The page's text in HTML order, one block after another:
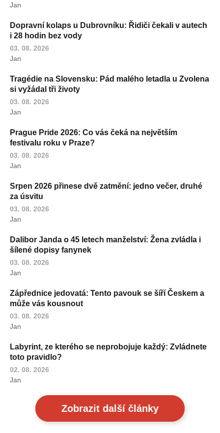
Jan
Dopravní kolaps u Dubrovníku: Řidiči čekali v autech
i 28 hodin bez vody
03. 08. 2026
Jan
Tragédie na Slovensku: Pád malého letadla u Zvolena
si vyžádal tři životy
03. 08. 2026
Jan
Prague Pride 2026: Co vás čeká na největším
festivalu roku v Praze?
03. 08. 2026
Jan
Srpen 2026 přinese dvě zatmění: jedno večer, druhé
za úsvitu
03. 08. 2026
Jan
Dalibor Janda o 45 letech manželství: Žena zvládla i
šílené dopisy fanynek
03. 08. 2026
Jan
Zápřednice jedovatá: Tento pavouk se šíří Českem a
může vás kousnout
03. 08. 2026
Jan
Labyrint, ze kterého se neprobojuje každý: Zvládnete
toto pravidlo?
02. 08. 2026
Jan
Zobrazit další články